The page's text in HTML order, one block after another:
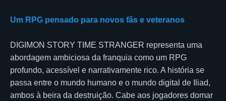
Um RPG pensado para novos fãs e veteranos
DIGIMON STORY TIME STRANGER representa uma
abordagem ambiciosa da franquia como um RPG
profundo, acessível e narrativamente rico. A história se
passa entre o mundo humano e o mundo digital de Iliad,
ambos à beira da destruição. Cabe aos jogadores domar